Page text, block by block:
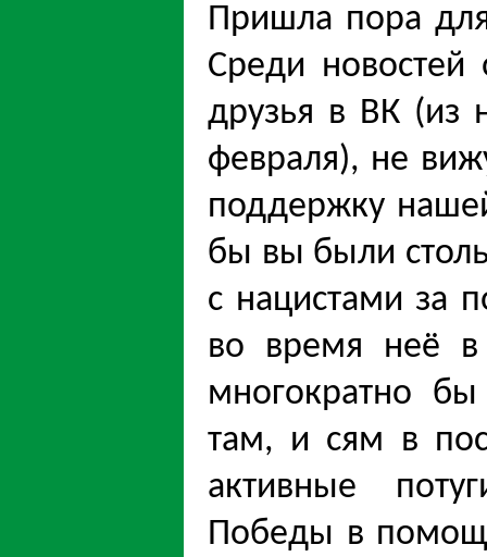
Пришла пора
Среди новостей
друзья в ВК (из
февраля), не
поддержку
бы вы были
с нацистами за
во время неë в
многократно
там, и сям в
активные
Победы в